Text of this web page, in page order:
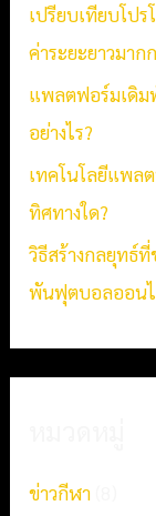
r
:
เปรียบเทียบโป
ค่าระยะยาวมาก
แพลตฟอร์มเดิม
อย่างไร?
เทคโนโลยีแพล
ทิศทางใด?
วิธีสร้างกลยุทธ์
พันฟุตบอลออนไ
ข่าวกีฬา